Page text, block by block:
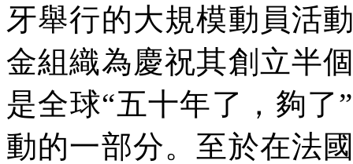
牙舉行的大規模動員活
金組織為慶祝其創立半
是全球“五十年了，夠了
動的一部分。至於在法